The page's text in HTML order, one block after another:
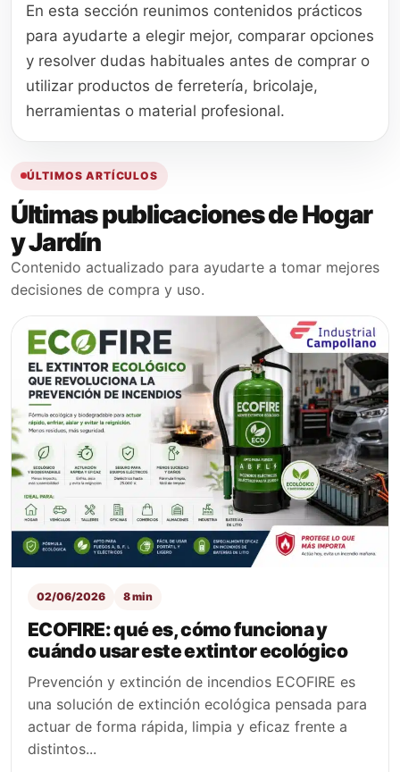
En esta sección reunimos contenidos prácticos
para ayudarte a elegir mejor, comparar opciones
y resolver dudas habituales antes de comprar o
utilizar productos de ferretería, bricolaje,
herramientas o material profesional.
ÚLTIMOS ARTÍCULOS
Últimas publicaciones de Hogar
y Jardín
Contenido actualizado para ayudarte a tomar mejores
decisiones de compra y uso.
02/06/2026 8 min
ECOFIRE: qué es, cómo funciona y
cuándo usar este extintor ecológico
Prevención y extinción de incendios ECOFIRE es
una solución de extinción ecológica pensada para
actuar de forma rápida, limpia y eficaz frente a
distintos...